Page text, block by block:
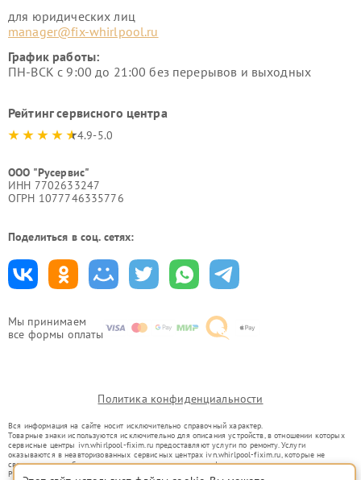
Мы принимаем
все формы оплаты
для юридических лиц
manager@fix-whirlpool.ru
График работы:
ПН-ВСК с 9:00 до 21:00 без перерывов и выходных
Рейтинг сервисного центра
4.9-5.0
ООО "Русервис"
ИНН 7702633247
ОГРН 1077746335776
Поделиться в соц. сетях:
Политика конфиденциальности
Вся информация на сайте носит исключительно справочный характер.
Товарные знаки используются исключительно для описания устройств, в отношении которых
сервисные центры ivn.whirlpool-fixim.ru предоставляют услуги по ремонту. Услуги
оказываются в неавторизованных сервисных центрах ivn.whirlpool-fixim.ru, которые не
связаны с правообладателями товарных знаков или их официальными представителями.
Ремонт осуществляется для устройств, уже введенных в гражданский оборот в соответствии